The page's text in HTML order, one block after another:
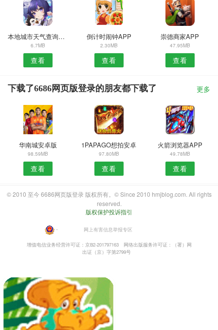
本地城市天气查询APP
6.7MB
查看
倒计时闹钟APP
2.30MB
查看
崇德商家APP
47.95MB
查看
下载了6686网页版登录的朋友都下载了 更多
华南城安卓版
98.59MB
查看
1PAPAGO想拍安卓
97.80MB
查看
火箭浏览器APP
49.78MB
查看
© 2010 至今 6686网页版登录 版权所有。© Since 2010 hmjblog.com. All rights
reserved.
版权保护投诉指引
・ 网上有害信息举报专区
增值电信业务经营许可证：京B2-201797163
网络出版服务许可证：（署）网
出证（京）字第2799号